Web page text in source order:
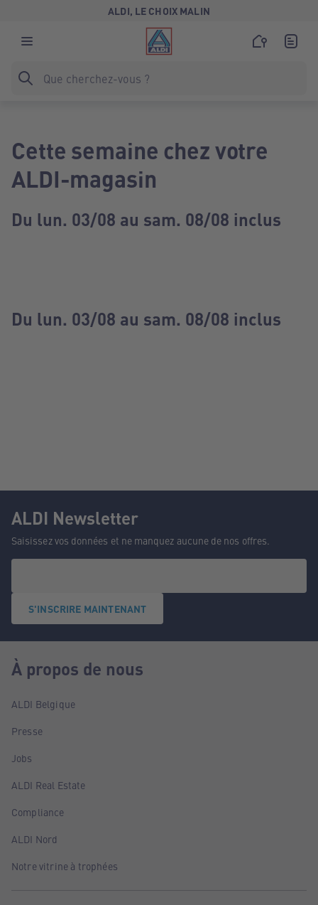
ALDI, LE CHOIX MALIN
Cette semaine chez votre
ALDI-magasin
Du lun. 03/08 au sam. 08/08 inclus
Du lun. 03/08 au sam. 08/08 inclus
ALDI Newsletter
Saisissez vos données et ne manquez aucune de nos offres.
S'INSCRIRE MAINTENANT
À propos de nous
ALDI Belgique
Presse
Jobs
ALDI Real Estate
Compliance
ALDI Nord
Notre vitrine à trophées